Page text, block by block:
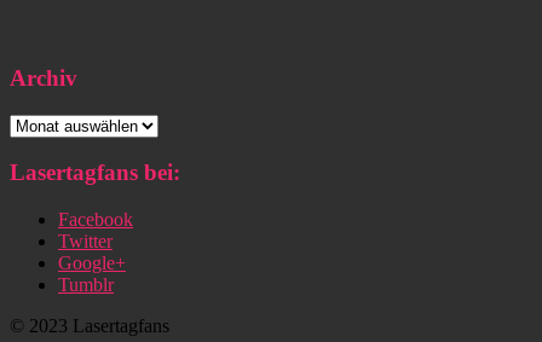
Archiv
Archiv
Lasertagfans bei:
Facebook
Twitter
Google+
Tumblr
© 2023 Lasertagfans